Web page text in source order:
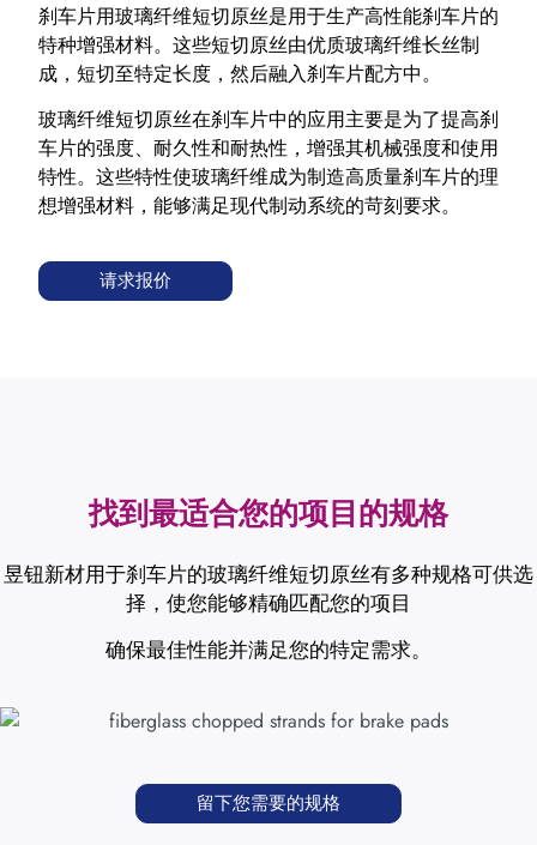
刹车片用玻璃纤维短切原丝是用于生产高性能刹车片的
特种增强材料。这些短切原丝由优质玻璃纤维长丝制
成，短切至特定长度，然后融入刹车片配方中。
玻璃纤维短切原丝在刹车片中的应用主要是为了提高刹
车片的强度、耐久性和耐热性，增强其机械强度和使用
特性。这些特性使玻璃纤维成为制造高质量刹车片的理
想增强材料，能够满足现代制动系统的苛刻要求。
请求报价
找到最适合您的项目的规格
昱钮新材用于刹车片的玻璃纤维短切原丝有多种规格可供选
择，使您能够精确匹配您的项目
确保最佳性能并满足您的特定需求。
留下您需要的规格